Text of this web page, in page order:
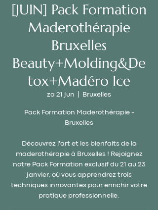
[JUIN] Pack Formation
Maderothérapie
Bruxelles
Beauty+Molding&De
tox+Madéro Ice
za 21 jun Bruxelles
Pack Formation Maderothérapie -
Bruxelles
Découvrez l'art et les bienfaits de la
maderothérapie à Bruxelles ! Rejoignez
notre Pack Formation exclusif du 21 au 23
janvier, où vous apprendrez trois
techniques innovantes pour enrichir votre
pratique professionnelle.